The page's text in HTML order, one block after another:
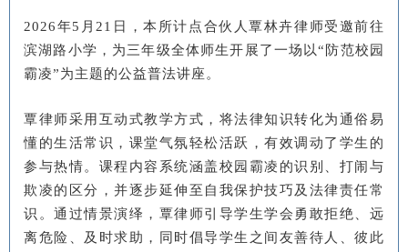
2026年5月21日，本所计点合伙人覃林卉律师受邀前往
滨湖路小学，为三年级全体师生开展了一场以“防范校园
霸凌”为主题的公益普法讲座。
覃律师采用互动式教学方式，将法律知识转化为通俗易
懂的生活常识，课堂气氛轻松活跃，有效调动了学生的
参与热情。课程内容系统涵盖校园霸凌的识别、打闹与
欺凌的区分，并逐步延伸至自我保护技巧及法律责任常
识。通过情景演绎，覃律师引导学生学会勇敢拒绝、远
离危险、及时求助，同时倡导学生之间友善待人、彼此